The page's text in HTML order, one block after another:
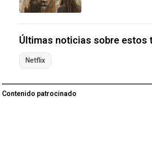
Últimas noticias sobre estos
Netflix
Contenido patrocinado